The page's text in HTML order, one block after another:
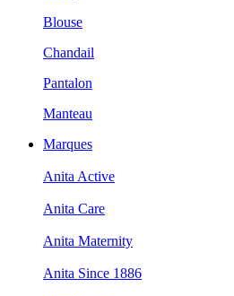
Blouse
Chandail
Pantalon
Manteau
Marques
Anita Active
Anita Care
Anita Maternity
Anita Since 1886